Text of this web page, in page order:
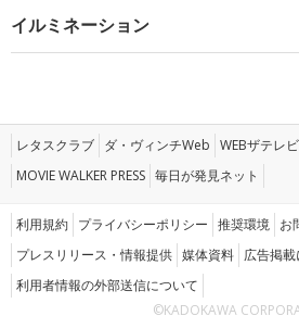
イルミネーション
レタスクラブ ダ・ヴィンチWeb WEBザテレ
MOVIE WALKER PRESS 毎日が発見ネット
利用規約 プライバシーポリシー 推奨環境 お
プレスリリース・情報提供 媒体資料 広告掲
利用者情報の外部送信について
©KADOKAWA